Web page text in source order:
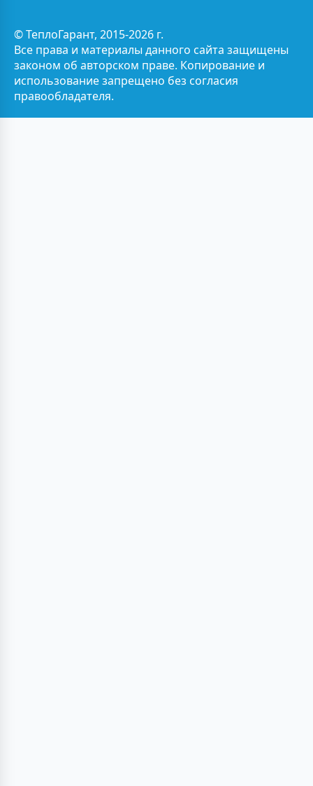
© ТеплоГарант, 2015-2026 г.
Все права и материалы данного сайта защищены
законом об авторском праве. Копирование и
использование запрещено без согласия
правообладателя.